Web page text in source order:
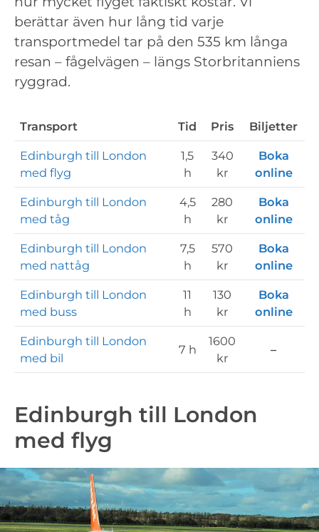
berättar även hur lång tid varje
transportmedel tar på den 535 km långa
resan – fågelvägen – längs Storbritanniens
ryggrad.
Transport Tid Pris Biljetter
Edinburgh till London
med flyg
1,5
h
340
kr
Boka
online
Edinburgh till London
med tåg
4,5
h
280
kr
Boka
online
Edinburgh till London
med nattåg
7,5
h
570
kr
Boka
online
Edinburgh till London
med buss
11
h
130
kr
Boka
online
Edinburgh till London
med bil
7 h
1600
kr
–
Edinburgh till London
med flyg